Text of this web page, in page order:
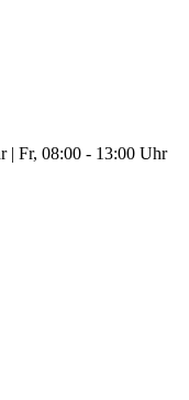
| Fr, 08:00 - 13:00 Uhr